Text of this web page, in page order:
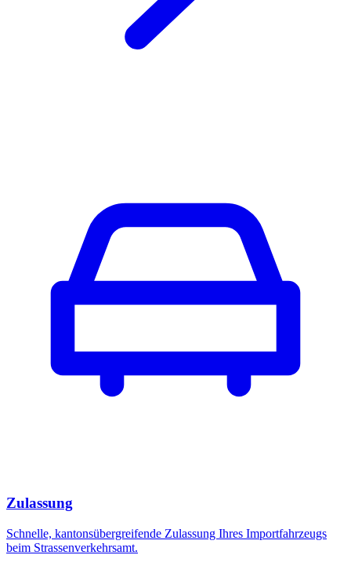
Zulassung
Schnelle, kantonsübergreifende Zulassung Ihres Importfahrzeugs
beim Strassenverkehrsamt.